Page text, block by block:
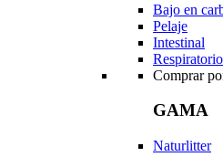
Bajo en
Pelaje
Intestinal
Respiratorio
Comprar
GAMA
Naturlitter